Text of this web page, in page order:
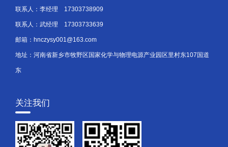
联系人：李经理 17303738909
联系人：武经理 17303733639
邮箱：hnczysy001@163.com
地址：河南省新乡市牧野区国家化学与物理电源产业园区里村东107国道
东
关注我们